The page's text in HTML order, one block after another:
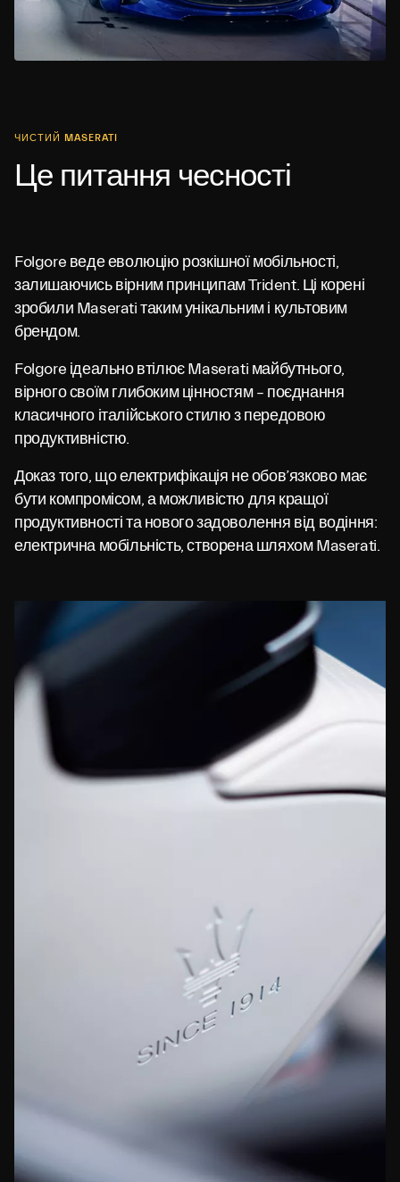
ЧИСТИЙ MASERATI
Це питання чесності
Folgore веде еволюцію розкішної мобільності,
залишаючись вірним принципам Trident. Ці корені
зробили Maserati таким унікальним і культовим
брендом.
Folgore ідеально втілює Maserati майбутнього,
вірного своїм глибоким цінностям – поєднання
класичного італійського стилю з передовою
продуктивністю.
Доказ того, що електрифікація не обов’язково має
бути компромісом, а можливістю для кращої
продуктивності та нового задоволення від водіння:
електрична мобільність, створена шляхом Maserati.